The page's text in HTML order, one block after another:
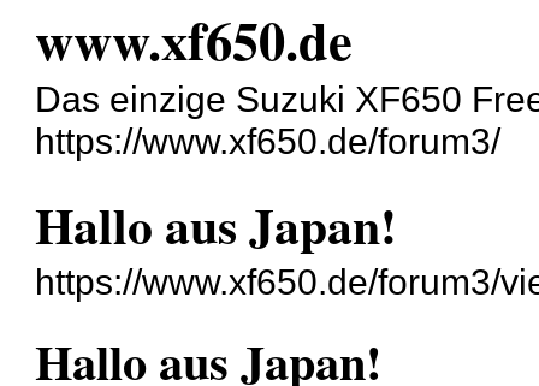
www.xf650.de
Das einzige Suzuki XF650
https://www.xf650.de/forum3/
Hallo aus Japan!
https://www.xf650.de/forum3/
Hallo aus Japan!